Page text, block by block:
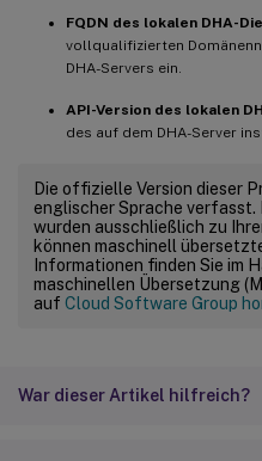
FQDN des lokalen DHA-
vollqualifizierten
DHA-Servers ein.
API-Version des lokalen
des auf dem DHA-Server
Die offizielle Version dieser
englischer Sprache
wurden ausschließlich zu
können maschinell
Informationen finden Sie im
maschinellen Übersetzung
auf Cloud Software Group
War dieser Artikel hilfreich?